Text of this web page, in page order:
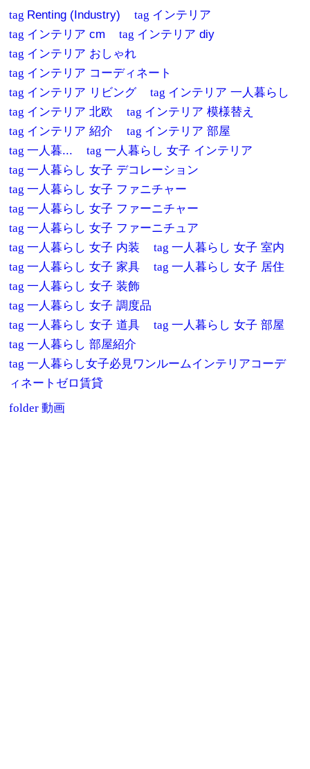
tag Renting (Industry) tag インテリア
tag インテリア cm tag インテリア diy
tag インテリア おしゃれ
tag インテリア コーディネート
tag インテリア リビング tag インテリア 一人暮らし
tag インテリア 北欧 tag インテリア 模様替え
tag インテリア 紹介 tag インテリア 部屋
tag一人暮... tag一人暮らし 女子 インテリア
tag一人暮らし 女子 デコレーション
tag一人暮らし 女子 ファニチャー
tag一人暮らし 女子 ファーニチャー
tag一人暮らし 女子 ファーニチュア
tag一人暮らし 女子 内装 tag一人暮らし 女子 室内
tag一人暮らし 女子 家具 tag一人暮らし 女子 居住
tag一人暮らし 女子 装飾
tag一人暮らし 女子 調度品
tag一人暮らし 女子 道具 tag一人暮らし 女子 部屋
tag一人暮らし 部屋紹介
tag一人暮らし女子必見ワンルームインテリアコーデ
ィネートゼロ賃貸
folder動画